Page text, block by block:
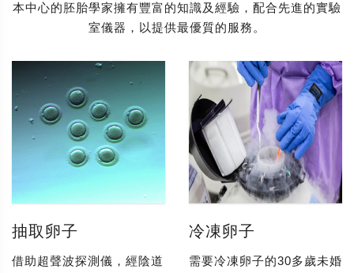
本中心的胚胎學家擁有豐富的知識及經驗，配合先進的實驗
室儀器，以提供最優質的服務。
抽取卵子
借助超聲波探測儀，經陰道
冷凍卵子
需要冷凍卵子的30多歲未婚